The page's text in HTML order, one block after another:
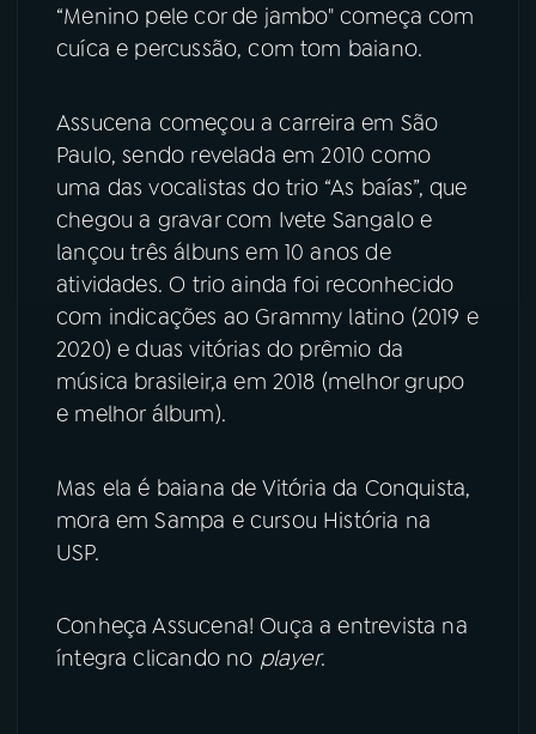
“Menino pele cor de jambo" começa com
cuíca e percussão, com tom baiano.
Assucena começou a carreira em São
Paulo, sendo revelada em 2010 como
uma das vocalistas do trio “As baías”, que
chegou a gravar com Ivete Sangalo e
lançou três álbuns em 10 anos de
atividades. O trio ainda foi reconhecido
com indicações ao Grammy latino (2019 e
2020) e duas vitórias do prêmio da
música brasileir,a em 2018 (melhor grupo
e melhor álbum).
Mas ela é baiana de Vitória da Conquista,
mora em Sampa e cursou História na
USP.
Conheça Assucena! Ouça a entrevista na
íntegra clicando no player.